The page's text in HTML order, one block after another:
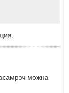
можна